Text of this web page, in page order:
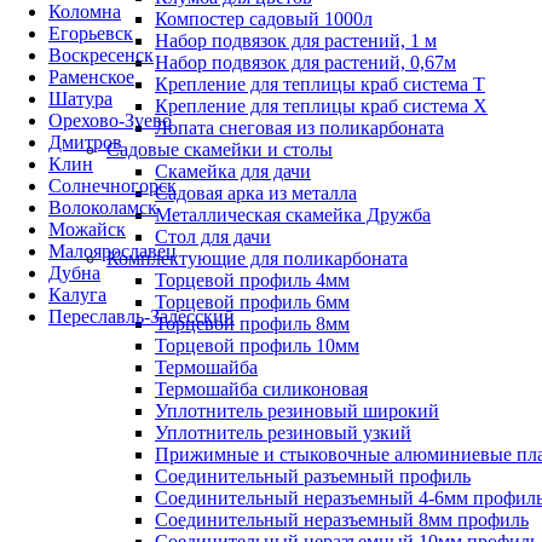
Коломна
Егорьевск
Воскресенск
Раменское
Шатура
Орехово-Зуево
Дмитров
Клин
Солнечногорск
Волоколамск
Можайск
Малоярославец
Дубна
Калуга
Переславль-Залесский
Компостер садовый 1000л
Набор подвязок для растений, 1 м
Набор подвязок для растений, 0,67м
Крепление для теплицы краб система Т
Крепление для теплицы краб система Х
Лопата снеговая из поликарбоната
Садовые скамейки и столы
Скамейка для дачи
Садовая арка из металла
Металлическая скамейка Дружба
Стол для дачи
Комплектующие для поликарбоната
Торцевой профиль 4мм
Торцевой профиль 6мм
Торцевой профиль 8мм
Торцевой профиль 10мм
Термошайба
Термошайба силиконовая
Уплотнитель резиновый широкий
Уплотнитель резиновый узкий
Прижимные и стыковочные алюминиевые
Соединительный разъемный профиль
Соединительный неразъемный 4-6мм
Соединительный неразъемный 8мм профиль